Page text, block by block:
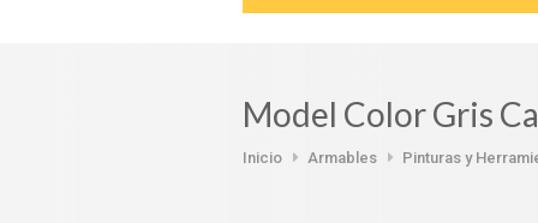
Model Color Gris
Inicio Armables Pinturas y